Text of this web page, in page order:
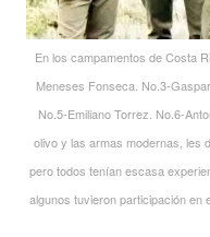
En los campamentos de Costa
Meneses Fonseca. No.3-
No.5-Emiliano Torrez. No.6-
olivo y las armas modernas, les
pero todos tenían escasa
algunos tuvieron participación en